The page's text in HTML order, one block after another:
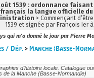
qui m'a donné le jour par Pierre
/ Dép. >Manche (Basse-
d’histoire locale. Catalogue
de la Manche (Basse-Normandie)
1539 : ordonnance
français la langue officielle
> Commençant
1539 et signée par François Ier